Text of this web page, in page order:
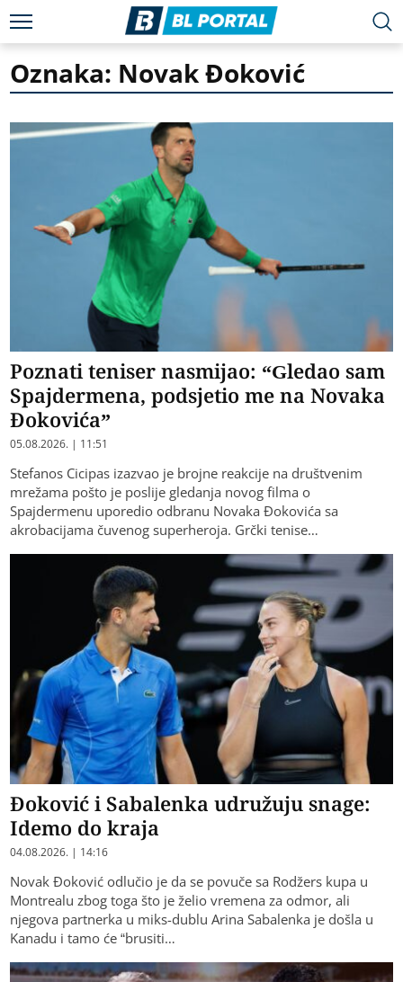
Oznaka: Novak Đoković
Poznati teniser nasmijao: “Gledao sam
Spajdermena, podsjetio me na Novaka
Đokovića”
05.08.2026. | 11:51
Stefanos Cicipas izazvao je brojne reakcije na društvenim
mrežama pošto je poslije gledanja novog filma o
Spajdermenu uporedio odbranu Novaka Đokovića sa
akrobacijama čuvenog superheroja. Grčki tenise…
Đoković i Sabalenka udružuju snage:
Idemo do kraja
04.08.2026. | 14:16
Novak Đoković odlučio je da se povuče sa Rodžers kupa u
Montrealu zbog toga što je želio vremena za odmor, ali
njegova partnerka u miks-dublu Arina Sabalenka je došla u
Kanadu i tamo će “brusiti…